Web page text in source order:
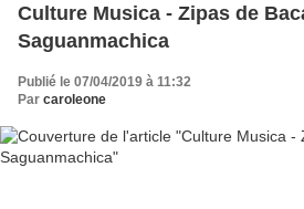
Culture Musica - Zipas de
Saguanmachica
Publié le 07/04/2019 à 11:32
Par caroleone